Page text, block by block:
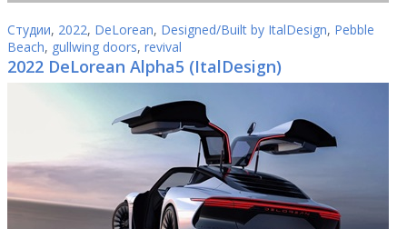
Студии, 2022, DeLorean, Designed/Built by ItalDesign, Pebble
Beach, gullwing doors, revival
2022 DeLorean Alpha5 (ItalDesign)